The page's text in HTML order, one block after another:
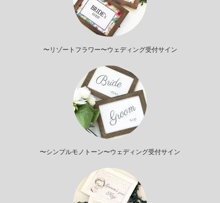
〜リゾートフラワー〜ウェディング受付サイン
〜シンプルモノトーン〜ウェディング受付サイン